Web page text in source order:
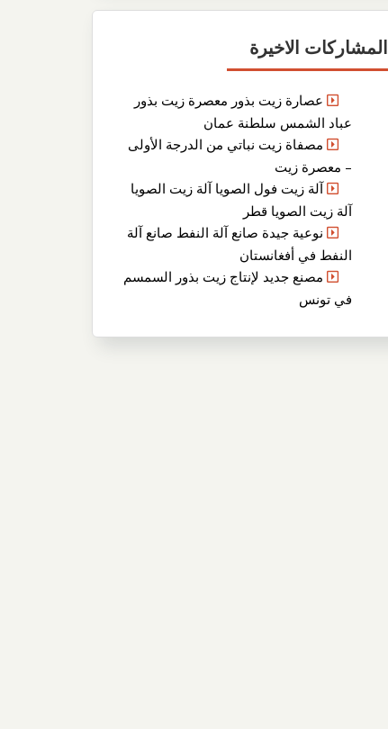
المشاركات الاخيرة
عصارة زيت بذور معصرة زيت بذور
عباد الشمس سلطنة عمان
مصفاة زيت نباتي من الدرجة الأولى
– معصرة زيت
آلة زيت فول الصويا آلة زيت الصويا
آلة زيت الصويا قطر
نوعية جيدة صانع آلة النفط صانع آلة
النفط في أفغانستان
مصنع جديد لإنتاج زيت بذور السمسم
في تونس